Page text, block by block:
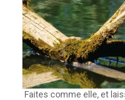
Faites comme elle, et